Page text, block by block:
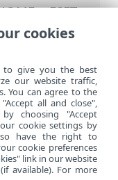
>ESET
ve
sürümü
cookies
to give you the best
our website traffic,
You can agree to the
all and close",
choosing "Accept
cookie settings by
have the right to
cookie preferences
link in our website
available). For more